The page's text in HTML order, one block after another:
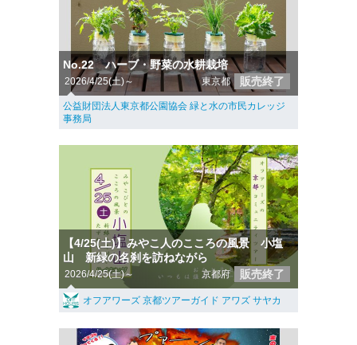
No.22 ハーブ・野菜の水耕栽培
2026/4/25(土)～ 東京都 販売終了
公益財団法人東京都公園協会 緑と水の市民カレッジ
事務局
【4/25(土)】みやこ人のこころの風景 小塩
山 新緑の名刹を訪ねながら
2026/4/25(土)～ 京都府 販売終了
オフアワーズ 京都ツアーガイド アワズ サヤカ